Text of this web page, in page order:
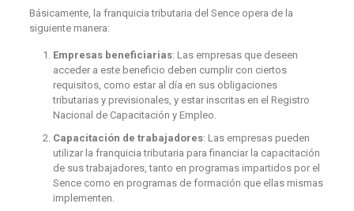
Básicamente, la franquicia tributaria del Sence opera de la
siguiente manera:
Empresas beneficiarias: Las empresas que deseen
acceder a este beneficio deben cumplir con ciertos
requisitos, como estar al día en sus obligaciones
tributarias y previsionales, y estar inscritas en el Registro
Nacional de Capacitación y Empleo.
Capacitación de trabajadores: Las empresas pueden
utilizar la franquicia tributaria para financiar la capacitación
de sus trabajadores, tanto en programas impartidos por el
Sence como en programas de formación que ellas mismas
implementen.